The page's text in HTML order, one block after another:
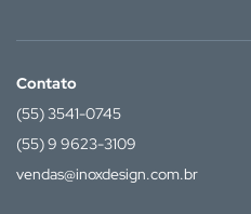
Contato
(55) 3541-0745
(55) 9 9623-3109
vendas@inoxdesign.com.br